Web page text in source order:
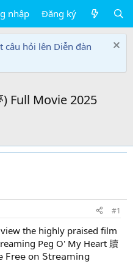
nhập Đăng ký
câu hỏi lên Diễn đàn
Full Movie 2025
#1
the highly praised film
Peg O' My Heart 贖
𝖥𝗋𝖾𝖾 𝗈𝗇 𝖲𝗍𝗋𝖾𝖺𝗆𝗂𝗇𝗀